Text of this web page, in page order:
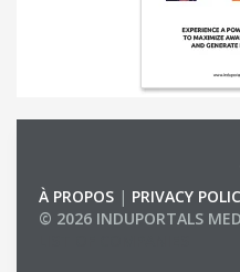
À PROPOS | PRIVACY
© 2026 INDUPORTALS